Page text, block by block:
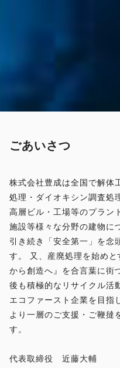
ごあいさつ
株式会社豊成は全国で解体
処理・ダイオキシン調査処
高層ビル・工場等のプラン
施設等様々な分野の建物に
引き続き「安全第一」を念
す。 又、産廃処理を始め
から創造へ』を合言葉に街
後も積極的なリサイクル活
エコファースト企業を目指
より一層のご支援・ご鞭撻
す。
代表取締役 近藤大輔